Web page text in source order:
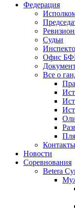
Федерация
Судьи
Офис
Все о
Контакты
Новости
Соревнования
Betera